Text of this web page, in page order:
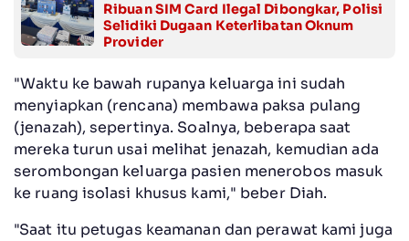
Ribuan SIM Card Ilegal Dibongkar, Polisi
Selidiki Dugaan Keterlibatan Oknum
Provider
"Waktu ke bawah rupanya keluarga ini sudah
menyiapkan (rencana) membawa paksa pulang
(jenazah), sepertinya. Soalnya, beberapa saat
mereka turun usai melihat jenazah, kemudian ada
serombongan keluarga pasien menerobos masuk
ke ruang isolasi khusus kami," beber Diah.
"Saat itu petugas keamanan dan perawat kami juga